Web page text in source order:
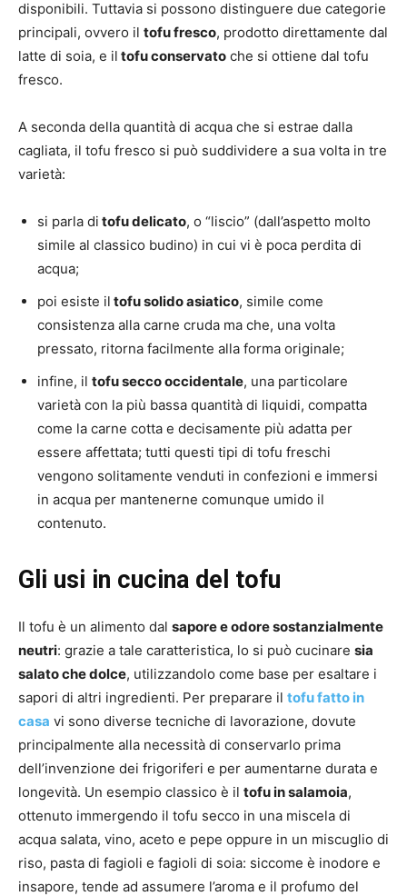
disponibili. Tuttavia si possono distinguere due categorie
principali, ovvero il tofu fresco, prodotto direttamente dal
latte di soia, e il tofu conservato che si ottiene dal tofu
fresco.
A seconda della quantità di acqua che si estrae dalla
cagliata, il tofu fresco si può suddividere a sua volta in tre
varietà:
si parla di tofu delicato, o “liscio” (dall’aspetto molto
simile al classico budino) in cui vi è poca perdita di
acqua;
poi esiste il tofu solido asiatico, simile come
consistenza alla carne cruda ma che, una volta
pressato, ritorna facilmente alla forma originale;
infine, il tofu secco occidentale, una particolare
varietà con la più bassa quantità di liquidi, compatta
come la carne cotta e decisamente più adatta per
essere affettata; tutti questi tipi di tofu freschi
vengono solitamente venduti in confezioni e immersi
in acqua per mantenerne comunque umido il
contenuto.
Gli usi in cucina del tofu
Il tofu è un alimento dal sapore e odore sostanzialmente
neutri: grazie a tale caratteristica, lo si può cucinare sia
salato che dolce, utilizzandolo come base per esaltare i
sapori di altri ingredienti. Per preparare il tofu fatto in
casa vi sono diverse tecniche di lavorazione, dovute
principalmente alla necessità di conservarlo prima
dell’invenzione dei frigoriferi e per aumentarne durata e
longevità. Un esempio classico è il tofu in salamoia,
ottenuto immergendo il tofu secco in una miscela di
acqua salata, vino, aceto e pepe oppure in un miscuglio di
riso, pasta di fagioli e fagioli di soia: siccome è inodore e
insapore, tende ad assumere l’aroma e il profumo del